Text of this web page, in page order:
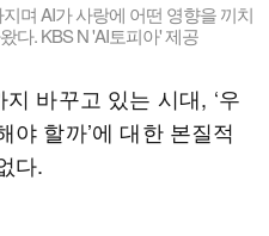
며 AI가 사랑에 어떤 영향을 끼치
다. KBS N 'AI토피아' 제공
바꾸고 있는 시대, ‘우
야 할까’에 대한 본질적
다.